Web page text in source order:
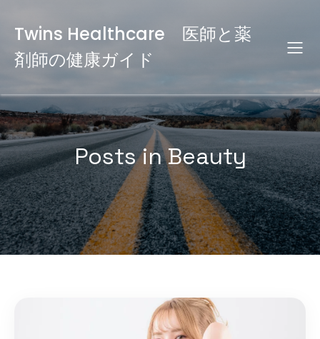
Twins Healthcare 医師と薬
剤師の健康ガイド
Posts in Beauty